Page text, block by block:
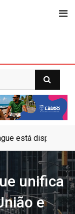
está
unifica
e